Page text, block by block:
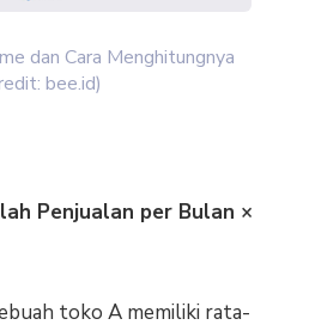
dan Cara Menghitungnya
bee.id)
Penjualan per Bulan ×
toko A memiliki rata-